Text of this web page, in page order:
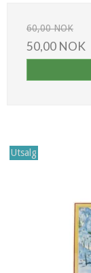
60,00 NOK
50,00 NOK
Utsalg